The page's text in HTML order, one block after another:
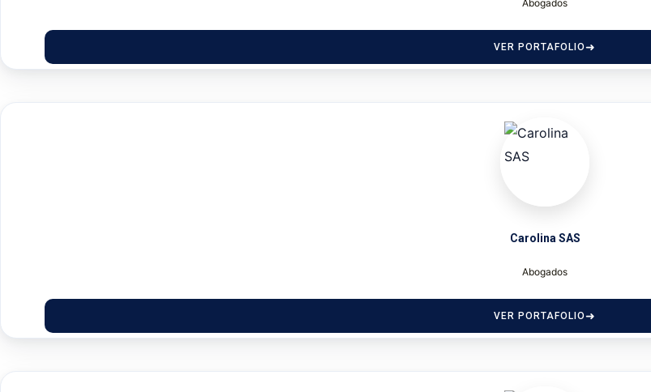
Abogados
VER PORTAFOLIO
Carolina SAS
Abogados
VER PORTAFOLIO